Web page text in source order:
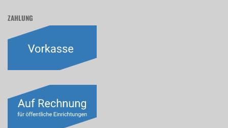
ZAHLUNG